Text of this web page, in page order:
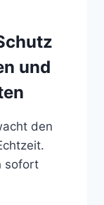
und
den
sofort